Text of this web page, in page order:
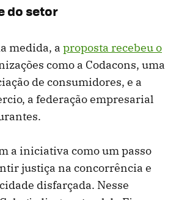
do setor
medida, a proposta recebeu o
como a Codacons, uma
de consumidores, e a
a federação empresarial
a iniciativa como um passo
justiça na concorrência e
disfarçada. Nesse